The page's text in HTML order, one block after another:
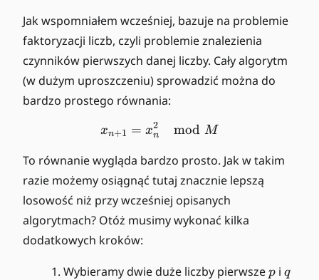
Jak wspomniałem wcześniej, bazuje na problemie
faktoryzacji liczb, czyli problemie znalezienia
czynników pierwszych danej liczby. Cały algorytm
(w dużym uproszczeniu) sprowadzić można do
bardzo prostego równania:
x_{n+1} = x_n^2 \mod
xn+1 = xn
2 mod M
To równanie wygląda bardzo prosto. Jak w takim
razie możemy osiągnąć tutaj znacznie lepszą
losowość niż przy wcześniej opisanych
algorytmach? Otóż musimy wykonać kilka
dodatkowych kroków:
Wybieramy dwie duże liczby pierwszep
p i q
q